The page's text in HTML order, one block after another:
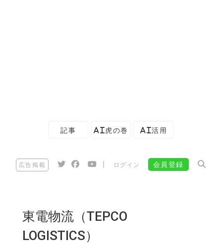
記事 AI虎の巻 AI活用
広告掲載 ログイン 会員登録
東電物流（TEPCO
LOGISTICS）